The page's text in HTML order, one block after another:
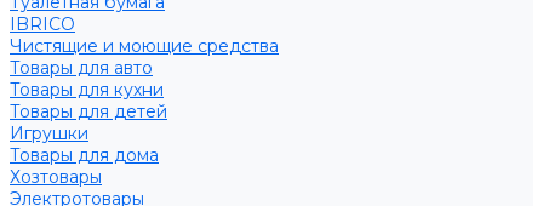
IBRICO
Чистящие и моющие средства
Товары для авто
Товары для кухни
Товары для детей
Игрушки
Товары для дома
Хозтовары
Электротовары